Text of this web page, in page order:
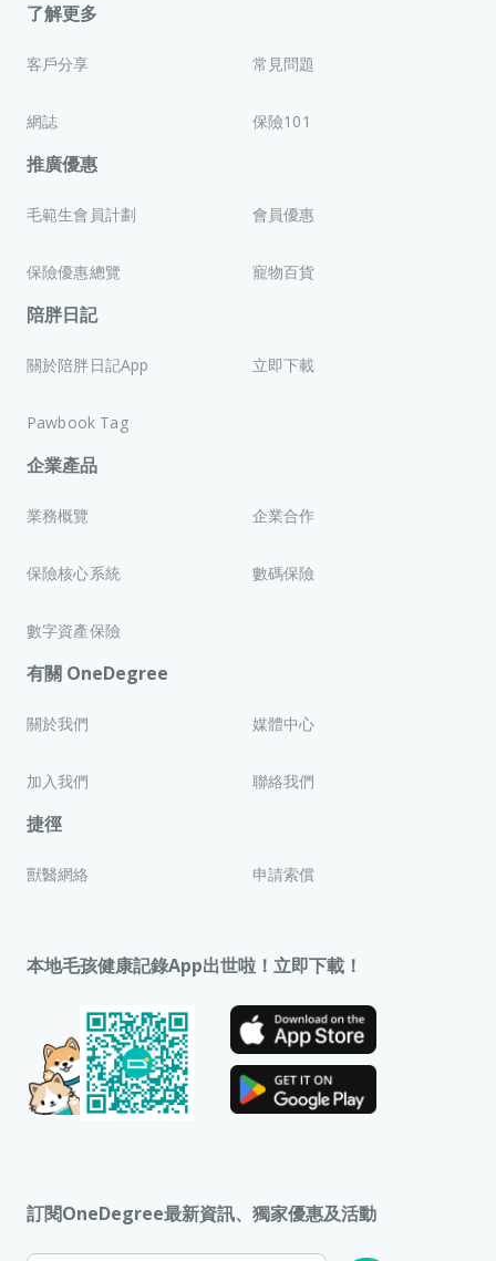
了解更多
客戶分享 常見問題
網誌 保險101
推廣優惠
毛範生會員計劃 會員優惠
保險優惠總覽 寵物百貨
陪胖日記
關於陪胖日記App 立即下載
Pawbook Tag
企業產品
業務概覽 企業合作
保險核心系統 數碼保險
數字資產保險
有關 OneDegree
關於我們 媒體中心
加入我們 聯絡我們
捷徑
獸醫網絡 申請索償
本地毛孩健康記錄App出世啦！立即下載！
訂閱OneDegree最新資訊、獨家優惠及活動